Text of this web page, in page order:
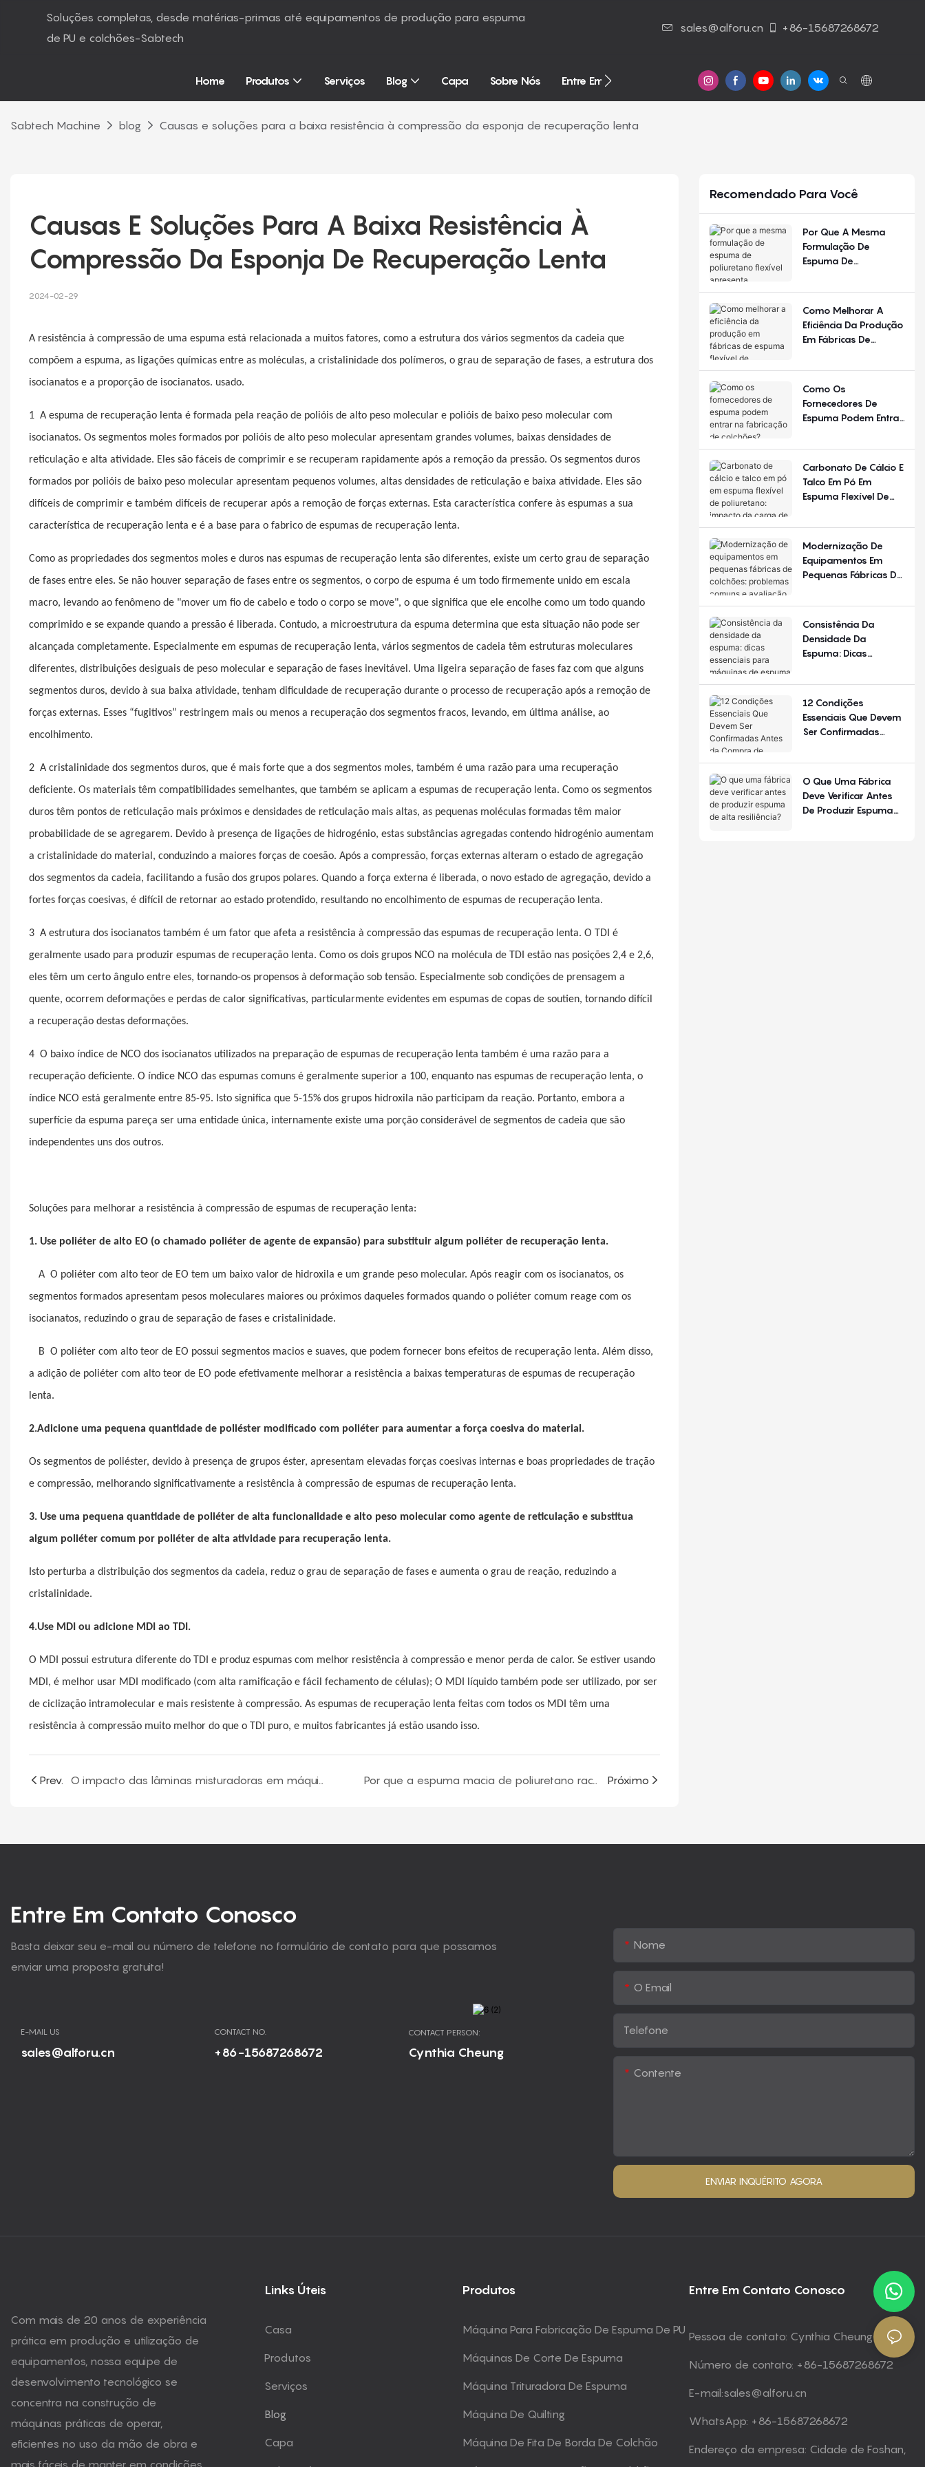
Soluções completas, desde matérias-primas até equipamentos de produção para espuma
de PU e colchões-Sabtech
sales@alforu.cn +86-15687268672
Home Produtos Serviços Blog Capa Sobre Nós Entre Em Contato Conosco
Sabtech Machine blog Causas e soluções para a baixa resistência à compressão da esponja de recuperação lenta
Causas E Soluções Para A Baixa Resistência À
Compressão Da Esponja De Recuperação Lenta
2024-02-29
A resistência à compressão de uma espuma está relacionada a muitos fatores, como a estrutura dos vários segmentos da cadeia que
compõem a espuma, as ligações químicas entre as moléculas, a cristalinidade dos polímeros, o grau de separação de fases, a estrutura dos
isocianatos e a proporção de isocianatos. usado.
1 A espuma de recuperação lenta é formada pela reação de polióis de alto peso molecular e polióis de baixo peso molecular com
isocianatos. Os segmentos moles formados por polióis de alto peso molecular apresentam grandes volumes, baixas densidades de
reticulação e alta atividade. Eles são fáceis de comprimir e se recuperam rapidamente após a remoção da pressão. Os segmentos duros
formados por polióis de baixo peso molecular apresentam pequenos volumes, altas densidades de reticulação e baixa atividade. Eles são
difíceis de comprimir e também difíceis de recuperar após a remoção de forças externas. Esta característica confere às espumas a sua
característica de recuperação lenta e é a base para o fabrico de espumas de recuperação lenta.
Como as propriedades dos segmentos moles e duros nas espumas de recuperação lenta são diferentes, existe um certo grau de separação
de fases entre eles. Se não houver separação de fases entre os segmentos, o corpo de espuma é um todo firmemente unido em escala
macro, levando ao fenômeno de "mover um fio de cabelo e todo o corpo se move", o que significa que ele encolhe como um todo quando
comprimido e se expande quando a pressão é liberada. Contudo, a microestrutura da espuma determina que esta situação não pode ser
alcançada completamente. Especialmente em espumas de recuperação lenta, vários segmentos de cadeia têm estruturas moleculares
diferentes, distribuições desiguais de peso molecular e separação de fases inevitável. Uma ligeira separação de fases faz com que alguns
segmentos duros, devido à sua baixa atividade, tenham dificuldade de recuperação durante o processo de recuperação após a remoção de
forças externas. Esses “fugitivos” restringem mais ou menos a recuperação dos segmentos fracos, levando, em última análise, ao
encolhimento.
2 A cristalinidade dos segmentos duros, que é mais forte que a dos segmentos moles, também é uma razão para uma recuperação
deficiente. Os materiais têm compatibilidades semelhantes, que também se aplicam a espumas de recuperação lenta. Como os segmentos
duros têm pontos de reticulação mais próximos e densidades de reticulação mais altas, as pequenas moléculas formadas têm maior
probabilidade de se agregarem. Devido à presença de ligações de hidrogénio, estas substâncias agregadas contendo hidrogénio aumentam
a cristalinidade do material, conduzindo a maiores forças de coesão. Após a compressão, forças externas alteram o estado de agregação
dos segmentos da cadeia, facilitando a fusão dos grupos polares. Quando a força externa é liberada, o novo estado de agregação, devido a
fortes forças coesivas, é difícil de retornar ao estado protendido, resultando no encolhimento de espumas de recuperação lenta.
3 A estrutura dos isocianatos também é um fator que afeta a resistência à compressão das espumas de recuperação lenta. O TDI é
geralmente usado para produzir espumas de recuperação lenta. Como os dois grupos NCO na molécula de TDI estão nas posições 2,4 e 2,6,
eles têm um certo ângulo entre eles, tornando-os propensos à deformação sob tensão. Especialmente sob condições de prensagem a
quente, ocorrem deformações e perdas de calor significativas, particularmente evidentes em espumas de copas de soutien, tornando difícil
a recuperação destas deformações.
4 O baixo índice de NCO dos isocianatos utilizados na preparação de espumas de recuperação lenta também é uma razão para a
recuperação deficiente. O índice NCO das espumas comuns é geralmente superior a 100, enquanto nas espumas de recuperação lenta, o
índice NCO está geralmente entre 85-95. Isto significa que 5-15% dos grupos hidroxila não participam da reação. Portanto, embora a
superfície da espuma pareça ser uma entidade única, internamente existe uma porção considerável de segmentos de cadeia que são
independentes uns dos outros.
Soluções para melhorar a resistência à compressão de espumas de recuperação lenta:
1. Use poliéter de alto EO (o chamado poliéter de agente de expansão) para substituir algum poliéter de recuperação lenta.
A O poliéter com alto teor de EO tem um baixo valor de hidroxila e um grande peso molecular. Após reagir com os isocianatos, os
segmentos formados apresentam pesos moleculares maiores ou próximos daqueles formados quando o poliéter comum reage com os
isocianatos, reduzindo o grau de separação de fases e cristalinidade.
B O poliéter com alto teor de EO possui segmentos macios e suaves, que podem fornecer bons efeitos de recuperação lenta. Além disso,
a adição de poliéter com alto teor de EO pode efetivamente melhorar a resistência a baixas temperaturas de espumas de recuperação
lenta.
2.Adicione uma pequena quantidade de poliéster modificado com poliéter para aumentar a força coesiva do material.
Os segmentos de poliéster, devido à presença de grupos éster, apresentam elevadas forças coesivas internas e boas propriedades de tração
e compressão, melhorando significativamente a resistência à compressão de espumas de recuperação lenta.
3. Use uma pequena quantidade de poliéter de alta funcionalidade e alto peso molecular como agente de reticulação e substitua
algum poliéter comum por poliéter de alta atividade para recuperação lenta.
Isto perturba a distribuição dos segmentos da cadeia, reduz o grau de separação de fases e aumenta o grau de reação, reduzindo a
cristalinidade.
4.Use MDI ou adicione MDI ao TDI.
O MDI possui estrutura diferente do TDI e produz espumas com melhor resistência à compressão e menor perda de calor. Se estiver usando
MDI, é melhor usar MDI modificado (com alta ramificação e fácil fechamento de células); O MDI líquido também pode ser utilizado, por ser
de ciclização intramolecular e mais resistente à compressão. As espumas de recuperação lenta feitas com todos os MDI têm uma
resistência à compressão muito melhor do que o TDI puro, e muitos fabricantes já estão usando isso.
Prev. O impacto das lâminas misturadoras em máquinas de espuma em lote na qualidade do produto Por que a espuma macia de poliuretano racha durante a formação de espuma? Qual é a solução? Próximo
Recomendado Para Você
Por Que A Mesma
Formulação De
Espuma De
Apresenta
Diferente Em
Diferentes Estações
Como Melhorar A
Eficiência Da Produção
Em Fábricas De
Poliuretano?
Como Os
Fornecedores De
Espuma Podem Entrar
Colchões?
Carbonato De Cálcio E
Talco Em Pó Em
Espuma Flexível De
Da Carga De
Modernização De
Equipamentos Em
Pequenas Fábricas De
Comuns E Avaliação
De Configuração.
Consistência Da
Densidade Da
Espuma: Dicas
Máquinas De Espuma
De Poliuretano
12 Condições
Essenciais Que Devem
Ser Confirmadas
Equipamentos Para
O Que Uma Fábrica
Deve Verificar Antes
De Produzir Espuma
Entre Em Contato Conosco
Basta deixar seu e-mail ou número de telefone no formulário de contato para que possamos
enviar uma proposta gratuita!
E-MAIL US
sales@alforu.cn
CONTACT NO.
+86-15687268672
CONTACT PERSON:
Cynthia Cheung
Nome
O Email
Telefone
Contente
ENVIAR INQUÉRITO AGORA
Com mais de 20 anos de experiência
prática em produção e utilização de
equipamentos, nossa equipe de
desenvolvimento tecnológico se
concentra na construção de
máquinas práticas de operar,
eficientes no uso da mão de obra e
mais fáceis de manter em condições
Links Úteis
Casa
Produtos
Serviços
Blog
Capa
Produtos
Máquina Para Fabricação De Espuma De PU
Máquinas De Corte De Espuma
Máquina Trituradora De Espuma
Máquina De Quilting
Máquina De Fita De Borda De Colchão
Entre Em Contato Conosco
Pessoa de contato: Cynthia Cheung
Número de contato: +86-15687268672
E-mail:sales@alforu.cn
WhatsApp: +86-15687268672
Endereço da empresa: Cidade de Foshan,